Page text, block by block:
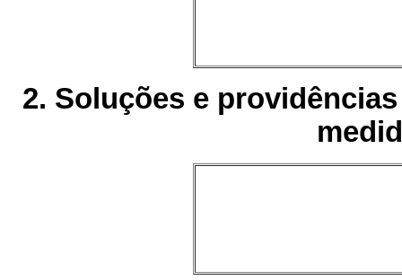
2. Soluções e